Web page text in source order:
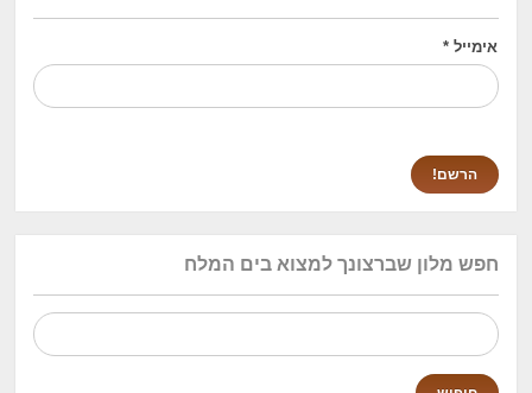
אימייל*
חפש מלון שברצונך למצוא בים המלח
חיפוש: